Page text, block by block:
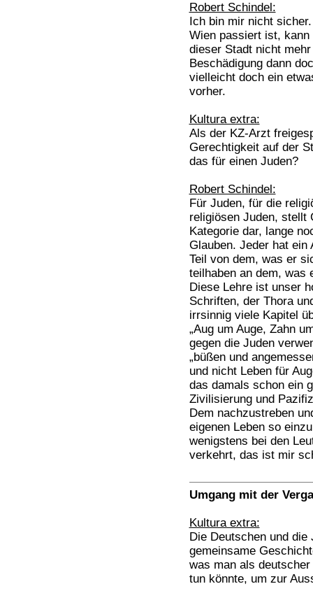
Robert Schindel:
Ich bin mir nicht
Wien passiert ist, kann
dieser Stadt nicht
Beschädigung dann
vielleicht doch ein
vorher.
Kultura extra:
Als der KZ-Arzt
Gerechtigkeit auf der
das für einen Juden?
Robert Schindel:
Für Juden, für die
religiösen Juden, stellt
Kategorie dar, lange
Glauben. Jeder hat ein
Teil von dem, was er
teilhaben an dem, was
Diese Lehre ist unser
Schriften, der Thora
irrsinnig viele Kapitel
„Aug um Auge, Zahn
gegen die Juden
„büßen und
und nicht Leben für
das damals schon ein
Zivilisierung und
Dem nachzustreben
eigenen Leben so
wenigstens bei den
verkehrt, das ist mir
Umgang mit der
Kultura extra:
Die Deutschen und die
gemeinsame
was man als
tun könnte, um zur